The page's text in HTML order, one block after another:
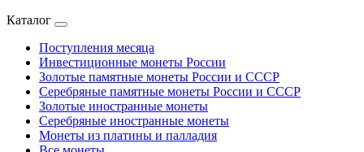
Каталог
Поступления месяца
Инвестиционные монеты России
Золотые памятные монеты России и СССР
Серебряные памятные монеты России и СССР
Золотые иностранные монеты
Серебряные иностранные монеты
Монеты из платины и палладия